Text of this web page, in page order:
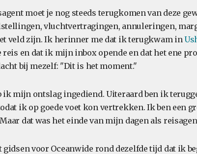
moet je nog steeds terugkomen van deze
vluchtvertragingen, annuleringen,
veld zijn. Ik herinner me dat ik terugkwam in
en dat ik mijn inbox opende en dat het ene
bij mezelf: "Dit is het moment."
ik mijn ontslag ingediend. Uiteraard ben ik
ik op goede voet kon vertrekken. Ik ben een
dat was het einde van mijn dagen als
gidsen voor Oceanwide rond dezelfde tijd dat ik